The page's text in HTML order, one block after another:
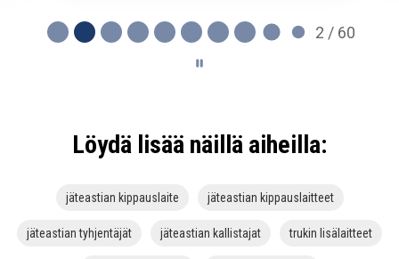
2 / 60
Löydä lisää näillä aiheilla:
jäteastian kippauslaite jäteastian kippauslaitteet
jäteastian tyhjentäjät jäteastian kallistajat trukin lisälaitteet